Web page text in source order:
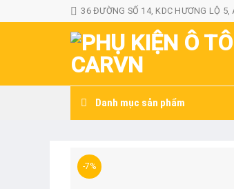
to
36 ĐƯỜNG SỐ 14, KDC HƯƠNG LỘ 5,
Danh mục sản phẩm
-7%